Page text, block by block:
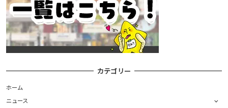
カテゴリー
ホーム
ニュース